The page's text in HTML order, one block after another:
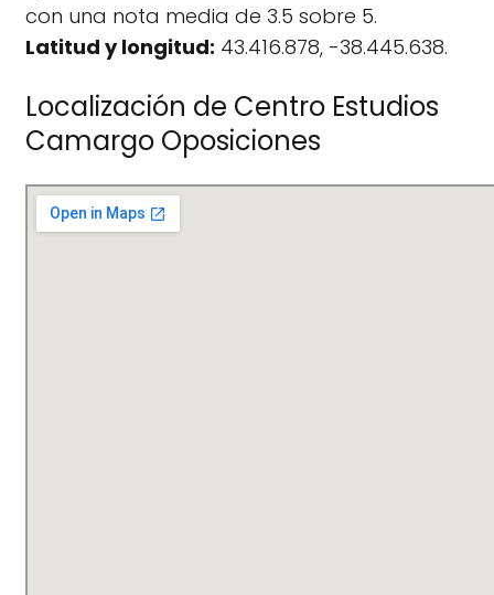
con una nota media de 3.5 sobre 5.
Latitud y longitud: 43.416.878, -38.445.638.
Localización de Centro Estudios
Camargo Oposiciones